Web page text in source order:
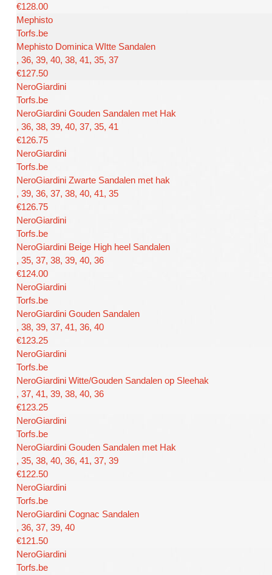
€128.00
Mephisto
Torfs.be
Mephisto Dominica WItte Sandalen
, 36, 39, 40, 38, 41, 35, 37
€127.50
NeroGiardini
Torfs.be
NeroGiardini Gouden Sandalen met Hak
, 36, 38, 39, 40, 37, 35, 41
€126.75
NeroGiardini
Torfs.be
NeroGiardini Zwarte Sandalen met hak
, 39, 36, 37, 38, 40, 41, 35
€126.75
NeroGiardini
Torfs.be
NeroGiardini Beige High heel Sandalen
, 35, 37, 38, 39, 40, 36
€124.00
NeroGiardini
Torfs.be
NeroGiardini Gouden Sandalen
, 38, 39, 37, 41, 36, 40
€123.25
NeroGiardini
Torfs.be
NeroGiardini Witte/Gouden Sandalen op Sleehak
, 37, 41, 39, 38, 40, 36
€123.25
NeroGiardini
Torfs.be
NeroGiardini Gouden Sandalen met Hak
, 35, 38, 40, 36, 41, 37, 39
€122.50
NeroGiardini
Torfs.be
NeroGiardini Cognac Sandalen
, 36, 37, 39, 40
€121.50
NeroGiardini
Torfs.be